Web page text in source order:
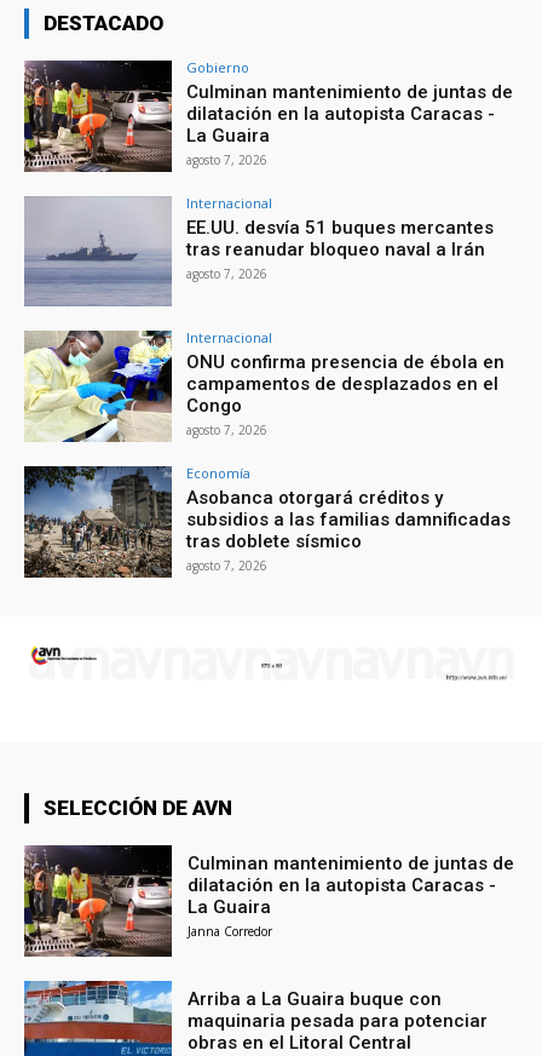
DESTACADO
Gobierno
Culminan mantenimiento de juntas de
dilatación en la autopista Caracas -
La Guaira
agosto 7, 2026
Internacional
EE.UU. desvía 51 buques mercantes
tras reanudar bloqueo naval a Irán
agosto 7, 2026
Internacional
ONU confirma presencia de ébola en
campamentos de desplazados en el
Congo
agosto 7, 2026
Economía
Asobanca otorgará créditos y
subsidios a las familias damnificadas
tras doblete sísmico
agosto 7, 2026
SELECCIÓN DE AVN
Culminan mantenimiento de juntas de
dilatación en la autopista Caracas -
La Guaira
Janna Corredor
Arriba a La Guaira buque con
maquinaria pesada para potenciar
obras en el Litoral Central